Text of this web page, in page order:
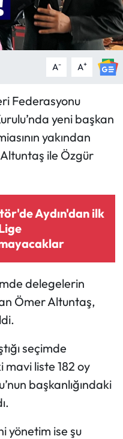
A- A+
Federasyonu
yeni başkan
yakından
ile Özgür
Aydın'dan ilk
delegelerin
Ömer Altuntaş,
seçimde
mavi liste 182 oy
başkanlığındaki
yönetim ise şu